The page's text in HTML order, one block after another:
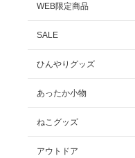
WEB限定商品
SALE
ひんやりグッズ
あったか小物
ねこグッズ
アウトドア